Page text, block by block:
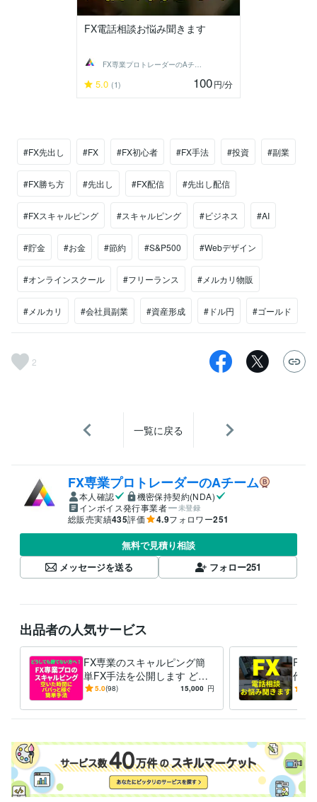
FX電話相談お悩み聞きます
FX専業プロトレーダーのAチーム
5.0 (1) 100円/分
#FX先出し #FX #FX初心者 #FX手法 #投資 #副業
#FX勝ち方 #先出し #FX配信 #先出し配信
#FXスキャルピング #スキャルピング #ビジネス #AI
#貯金 #お金 #節約 #S&P500 #Webデザイン
#オンラインスクール #フリーランス #メルカリ物販
#メルカリ #会社員副業 #資産形成 #ドル円 #ゴールド
2
一覧に戻る
FX専業プロトレーダーのAチーム
本人確認
機密保持契約(NDA)
インボイス発行事業者
未登録
総販売実績435評価 4.9フォロワー251
無料で見積り相談
メッセージを送る
フォロー251
出品者の人気サービス
FX専業のスキャルピング簡
単FX手法を公開します どう
しても勝てない方へ！毎日実
5.0(98) 15,000 円
FX
作っ
相談